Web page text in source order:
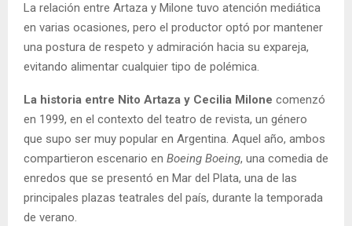
La relación entre Artaza y Milone tuvo atención mediática
en varias ocasiones, pero el productor optó por mantener
una postura de respeto y admiración hacia su expareja,
evitando alimentar cualquier tipo de polémica.
La historia entre Nito Artaza y Cecilia Milone comenzó
en 1999, en el contexto del teatro de revista, un género
que supo ser muy popular en Argentina. Aquel año, ambos
compartieron escenario en Boeing Boeing, una comedia de
enredos que se presentó en Mar del Plata, una de las
principales plazas teatrales del país, durante la temporada
de verano.